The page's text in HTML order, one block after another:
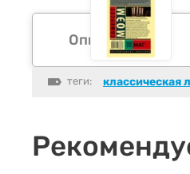
Описание
теги: классическая